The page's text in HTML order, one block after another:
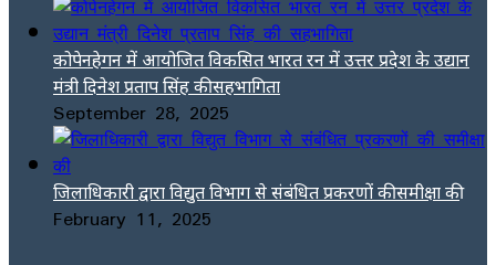
कोपेनहेगन में आयोजित विकसित भारत रन में उत्तर प्रदेश के उद्यान
मंत्री दिनेश प्रताप सिंह की सहभागिता
September 28, 2025
जिलाधिकारी द्वारा विद्युत विभाग से संबंधित प्रकरणों की समीक्षा की
February 11, 2025